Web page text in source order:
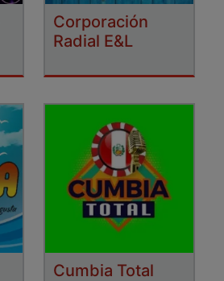
Corporación
Radial E&L
Cumbia Total